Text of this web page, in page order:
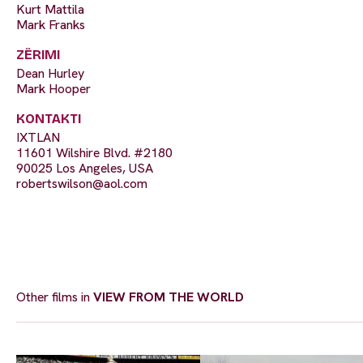
Kurt Mattila
Mark Franks
ZËRIMI
Dean Hurley
Mark Hooper
KONTAKTI
IXTLAN
11601 Wilshire Blvd. #2180
90025 Los Angeles, USA
robertswilson@aol.com
Other films inVIEW FROM THE WORLD